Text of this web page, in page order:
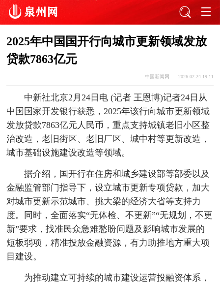
2025年中国国开行向城市更新领域发放
贷款7863亿元
中国新闻网 2026-02-24 19:11
中新社北京2月24日电 (记者 王恩博)记者24日从
中国国家开发银行获悉，2025年该行向城市更新领域
发放贷款7863亿元人民币，重点支持城镇老旧小区整
治改造，老旧街区、老旧厂区、城中村等更新改造，
城市基础设施建设改造等领域。
据介绍，国开行在住房和城乡建设部等部委以及
金融监管部门指导下，设立城市更新专项贷款，加大
对城市更新示范城市、挑大梁的经济大省等支持力
度。同时，全面落实“无体检、不更新”“无规划，不更
新”要求，找准民众急难愁盼问题及影响城市发展的
短板弱项，精准投放金融资源，有力助推地方重大项
目建设。
为推动建立可持续的城市建设运营投融资体系，